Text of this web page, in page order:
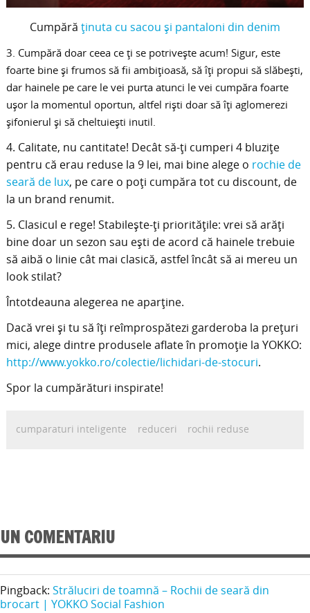
Cumpără ţinuta cu sacou şi pantaloni din denim
3. Cumpără doar ceea ce ţi se potriveşte acum! Sigur, este
foarte bine şi frumos să fii ambiţioasă, să îţi propui să slăbeşti,
dar hainele pe care le vei purta atunci le vei cumpăra foarte
uşor la momentul oportun, altfel rişti doar să îţi aglomerezi
şifonierul şi să cheltuieşti inutil.
4. Calitate, nu cantitate! Decât să-ţi cumperi 4 bluziţe
pentru că erau reduse la 9 lei, mai bine alege o rochie de
seară de lux, pe care o poţi cumpăra tot cu discount, de
la un brand renumit.
5. Clasicul e rege! Stabileşte-ţi priorităţile: vrei să arăţi
bine doar un sezon sau eşti de acord că hainele trebuie
să aibă o linie cât mai clasică, astfel încât să ai mereu un
look stilat?
Întotdeauna alegerea ne aparţine.
Dacă vrei şi tu să îţi reîmprospătezi garderoba la preţuri
mici, alege dintre produsele aflate în promoţie la YOKKO:
http://www.yokko.ro/colectie/lichidari-de-stocuri.
Spor la cumpărături inspirate!
cumparaturi inteligente reduceri rochii reduse
UN COMENTARIU
Pingback: Străluciri de toamnă – Rochii de seară din
brocart | YOKKO Social Fashion